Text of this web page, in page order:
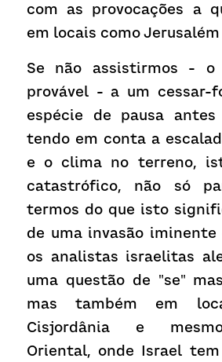
com as provocações a
em locais como
Se não assistirmos -
provável - a um cessar-
espécie de pausa antes
tendo em conta a
e o clima no terreno,
catastrófico, não só
termos do que isto
de uma invasão iminente
os analistas israelitas
uma questão de "se"
mas também em
Cisjordânia e
Oriental, onde Israel